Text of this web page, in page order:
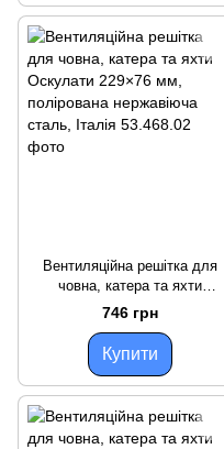
Вентиляційна решітка для
човна, катера та яхти
Оскулати 229×76 мм,
полірована нержавіюча сталь,
Італія
746 грн
Купити